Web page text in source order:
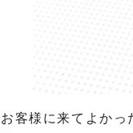
お客様に来てよかっ